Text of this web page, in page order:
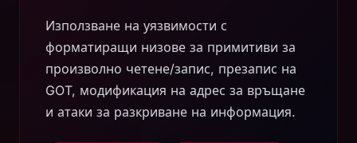
Използване на уязвимости с
форматиращи низове за примитиви за
произволно четене/запис, презапис на
GOT, модификация на адрес за връщане
и атаки за разкриване на информация.